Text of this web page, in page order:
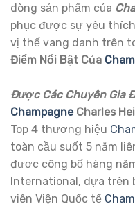
dòng sản phẩm của
phục được sự yêu
vị thế vang danh trên
Điểm Nổi Bật Của
Được Các Chuyên Gia
ChampagneCharles
Top 4 thương hiệu
toàn cầu suốt 5 năm
được công bố hàng
International, dựa trên
viên Viện Quốc tế